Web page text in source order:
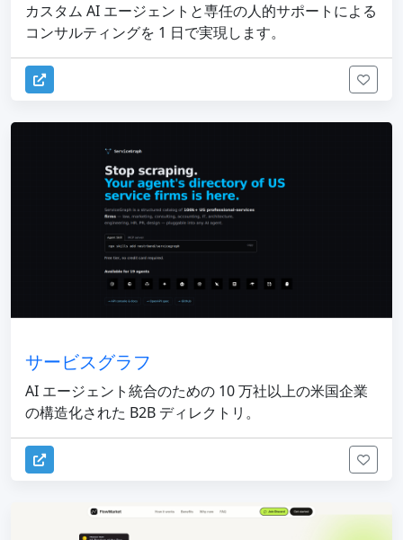
カスタム AI エージェントと専任の人的サポートによる
コンサルティングを 1 日で実現します。
サービスグラフ
AI エージェント統合のための 10 万社以上の米国企業
の構造化された B2B ディレクトリ。